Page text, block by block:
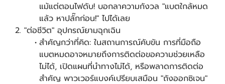
แม้แต่ตอนไฟดับ! บอกลาความกังวล "แบตใกล้หมด
แล้ว หาปลั๊กก่อน!" ไปได้เลย
2. "ต่อชีวิต" อุปกรณ์ยามฉุกเฉิน
สำคัญกว่าที่คิด: ในสถานการณ์คับขัน การที่มือถือ
แบตหมดอาจหมายถึงการติดต่อขอความช่วยเหลือ
ไม่ได้, เปิดแผนที่นำทางไม่ได้, หรือพลาดการติดต่อ
สำคัญ พาวเวอร์แบงค์เปรียบเสมือน "ถังออกซิเจน"